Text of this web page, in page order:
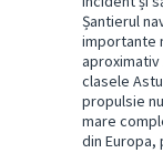
Șantierul
importante
aproximativ
clasele
propulsie
mare
din